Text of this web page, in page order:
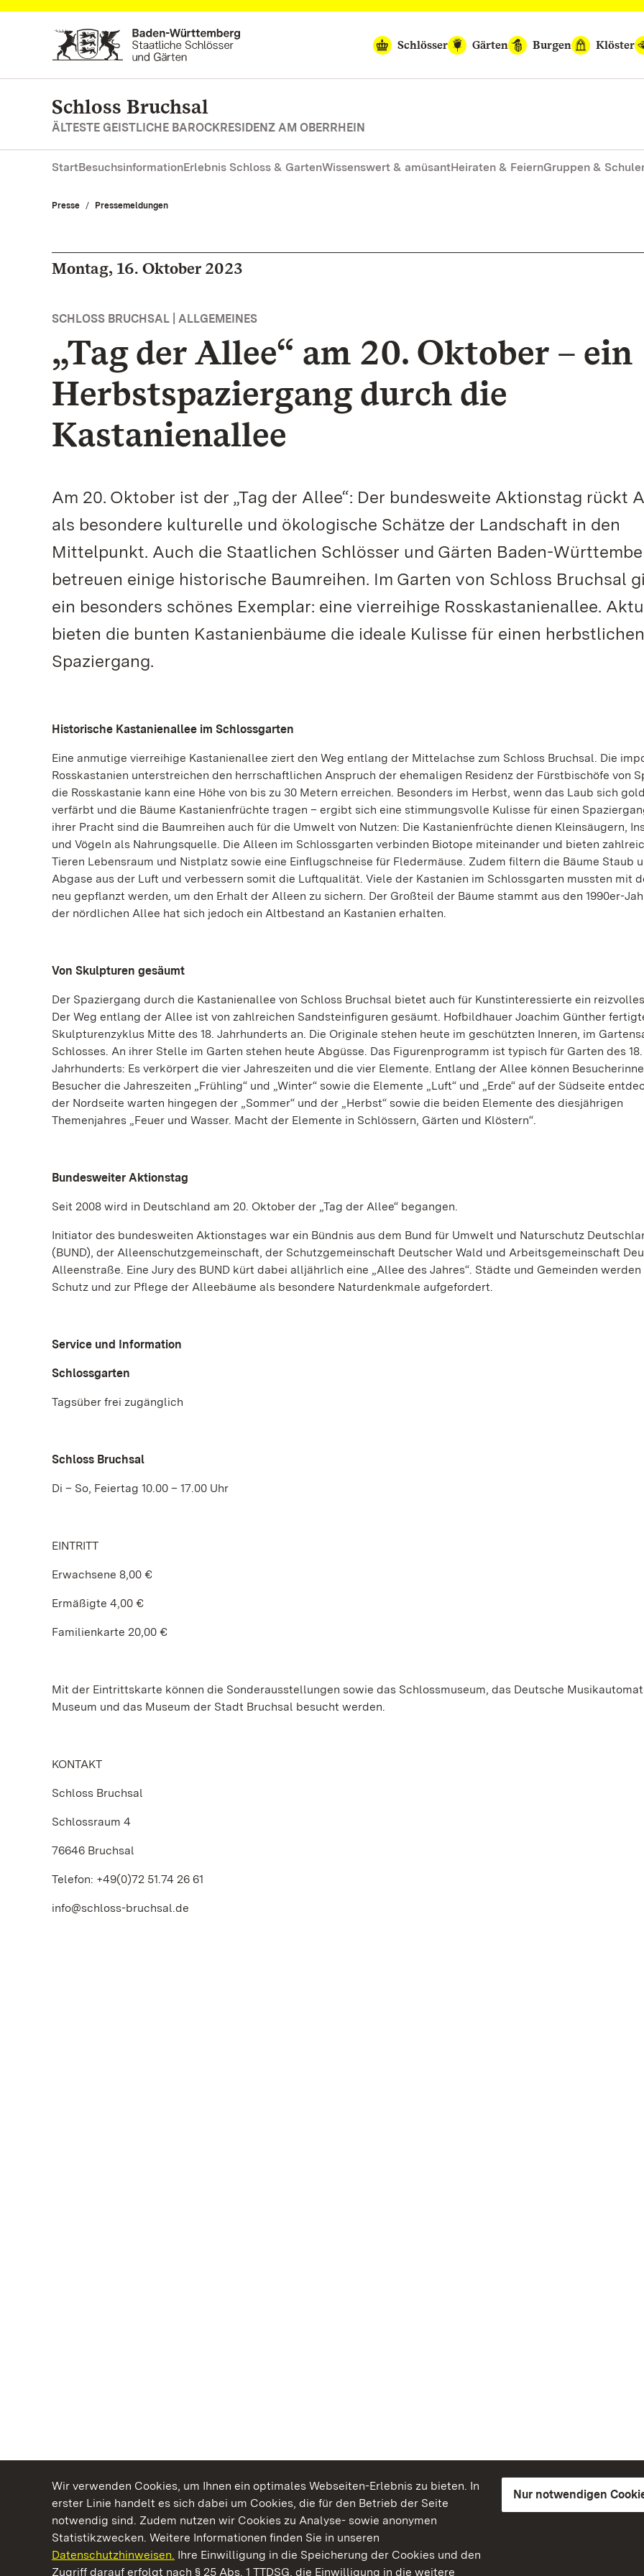
Wir verwenden Cookies, um Ihnen ein optimales Webseiten-Erlebnis zu bieten. In
erster Linie handelt es sich dabei um Cookies, die für den Betrieb der Seite
notwendig sind. Zudem nutzen wir Cookies zu Analyse- sowie anonymen
Statistikzwecken. Weitere Informationen finden Sie in unseren
Datenschutzhinweisen. Ihre Einwilligung in die Speicherung der Cookies und den
Zugriff darauf erfolgt nach § 25 Abs. 1 TTDSG, die Einwilligung in die weitere
Nur notwendigen
Zum Hauptinhalt springen
Schlösser
Gärten Burgen Klöster
Schloss Bruchsal
ÄLTESTE GEISTLICHE BAROCKRESIDENZ AM OBERRHEIN
StartBesuchsinformationErlebnis Schloss & GartenWissenswert & amüsantHeiraten & FeiernGruppen &
Presse Pressemeldungen
Montag, 16. Oktober 2023
SCHLOSS BRUCHSAL | ALLGEMEINES
„Tag der Allee“ am 20. Oktober – ein
Herbstspaziergang durch die
Kastanienallee
Am 20. Oktober ist der „Tag der Allee“: Der bundesweite Aktionstag rückt
als besondere kulturelle und ökologische Schätze der Landschaft in den
Mittelpunkt. Auch die Staatlichen Schlösser und Gärten Baden-
betreuen einige historische Baumreihen. Im Garten von Schloss Bruchsal
ein besonders schönes Exemplar: eine vierreihige Rosskastanienallee.
bieten die bunten Kastanienbäume die ideale Kulisse für einen herbstlichen
Spaziergang.
Historische Kastanienallee im Schlossgarten
Eine anmutige vierreihige Kastanienallee ziert den Weg entlang der Mittelachse zum Schloss Bruchsal. Die
Rosskastanien unterstreichen den herrschaftlichen Anspruch der ehemaligen Residenz der Fürstbischöfe von
die Rosskastanie kann eine Höhe von bis zu 30 Metern erreichen. Besonders im Herbst, wenn das Laub sich
verfärbt und die Bäume Kastanienfrüchte tragen – ergibt sich eine stimmungsvolle Kulisse für einen
ihrer Pracht sind die Baumreihen auch für die Umwelt von Nutzen: Die Kastanienfrüchte dienen Kleinsäugern,
und Vögeln als Nahrungsquelle. Die Alleen im Schlossgarten verbinden Biotope miteinander und bieten
Tieren Lebensraum und Nistplatz sowie eine Einflugschneise für Fledermäuse. Zudem filtern die Bäume Staub
Abgase aus der Luft und verbessern somit die Luftqualität. Viele der Kastanien im Schlossgarten mussten mit
neu gepflanzt werden, um den Erhalt der Alleen zu sichern. Der Großteil der Bäume stammt aus den 1990er-
der nördlichen Allee hat sich jedoch ein Altbestand an Kastanien erhalten.
Von Skulpturen gesäumt
Der Spaziergang durch die Kastanienallee von Schloss Bruchsal bietet auch für Kunstinteressierte ein
Der Weg entlang der Allee ist von zahlreichen Sandsteinfiguren gesäumt. Hofbildhauer Joachim Günther
Skulpturenzyklus Mitte des 18. Jahrhunderts an. Die Originale stehen heute im geschützten Inneren, im
Schlosses. An ihrer Stelle im Garten stehen heute Abgüsse. Das Figurenprogramm ist typisch für Garten des 18.
Jahrhunderts: Es verkörpert die vier Jahreszeiten und die vier Elemente. Entlang der Allee können
Besucher die Jahreszeiten „Frühling“ und „Winter“ sowie die Elemente „Luft“ und „Erde“ auf der Südseite
der Nordseite warten hingegen der „Sommer“ und der „Herbst“ sowie die beiden Elemente des diesjährigen
Themenjahres „Feuer und Wasser. Macht der Elemente in Schlössern, Gärten und Klöstern“.
Bundesweiter Aktionstag
Seit 2008 wird in Deutschland am 20. Oktober der „Tag der Allee“ begangen.
Initiator des bundesweiten Aktionstages war ein Bündnis aus dem Bund für Umwelt und Naturschutz
(BUND), der Alleenschutzgemeinschaft, der Schutzgemeinschaft Deutscher Wald und Arbeitsgemeinschaft
Alleenstraße. Eine Jury des BUND kürt dabei alljährlich eine „Allee des Jahres“. Städte und Gemeinden werden
Schutz und zur Pflege der Alleebäume als besondere Naturdenkmale aufgefordert.
Service und Information
Schlossgarten
Tagsüber frei zugänglich
Schloss Bruchsal
Di – So, Feiertag 10.00 – 17.00 Uhr
EINTRITT
Erwachsene 8,00 €
Ermäßigte 4,00 €
Familienkarte 20,00 €
Mit der Eintrittskarte können die Sonderausstellungen sowie das Schlossmuseum, das Deutsche
Museum und das Museum der Stadt Bruchsal besucht werden.
KONTAKT
Schloss Bruchsal
Schlossraum 4
76646 Bruchsal
Telefon: +49(0)72 51.74 26 61
info@schloss-bruchsal.de
Kommen. Staunen. Genießen.